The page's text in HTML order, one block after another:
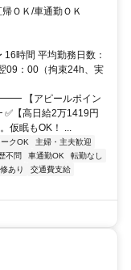
ＯＫ/車通勤ＯＫ
時間 平均勤務日数：
09：00（拘束24h、実
アピールポイン
日給2万1419円
仮眠もOK！ ...
クOK
主婦・主夫歓迎
不問 車通勤OK
転勤なし
あり
交通費支給